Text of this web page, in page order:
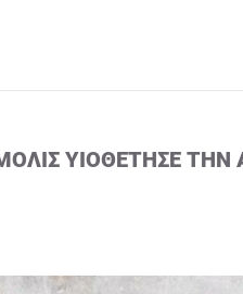
ΜΌΛΙΣ ΥΙΟΘΈΤΗΣΕ